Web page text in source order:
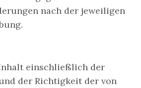
nach der jeweiligen
einschließlich der
der Richtigkeit der von